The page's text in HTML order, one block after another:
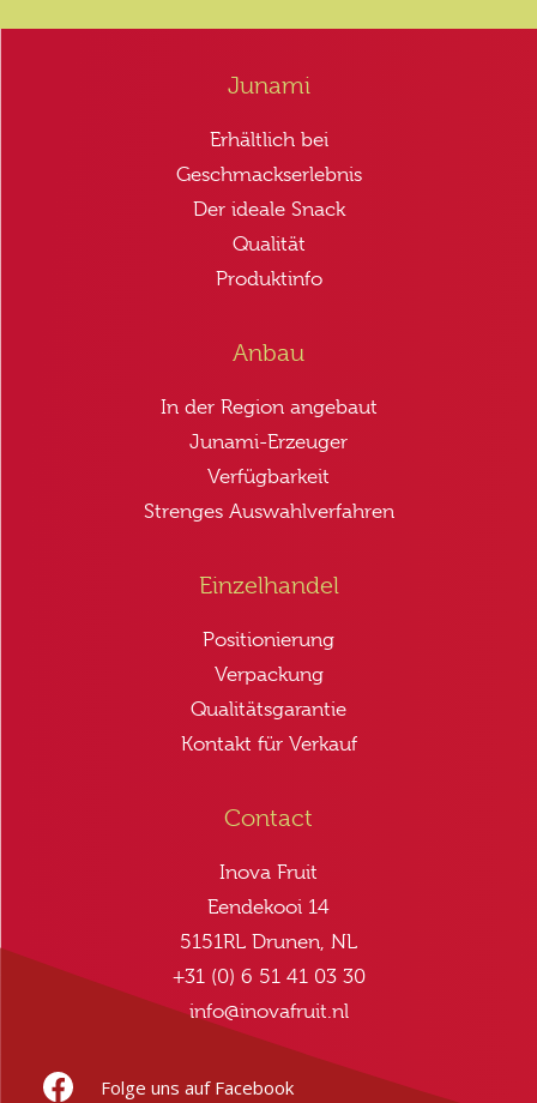
Junami
Erhältlich bei
Geschmackserlebnis
Der ideale Snack
Qualität
Produktinfo
Anbau
In der Region angebaut
Junami-Erzeuger
Verfügbarkeit
Strenges Auswahlverfahren
Einzelhandel
Positionierung
Verpackung
Qualitätsgarantie
Kontakt für Verkauf
Contact
Inova Fruit
Eendekooi 14
5151RL Drunen, NL
+31 (0) 6 51 41 03 30
info@inovafruit.nl
Folge uns auf Facebook